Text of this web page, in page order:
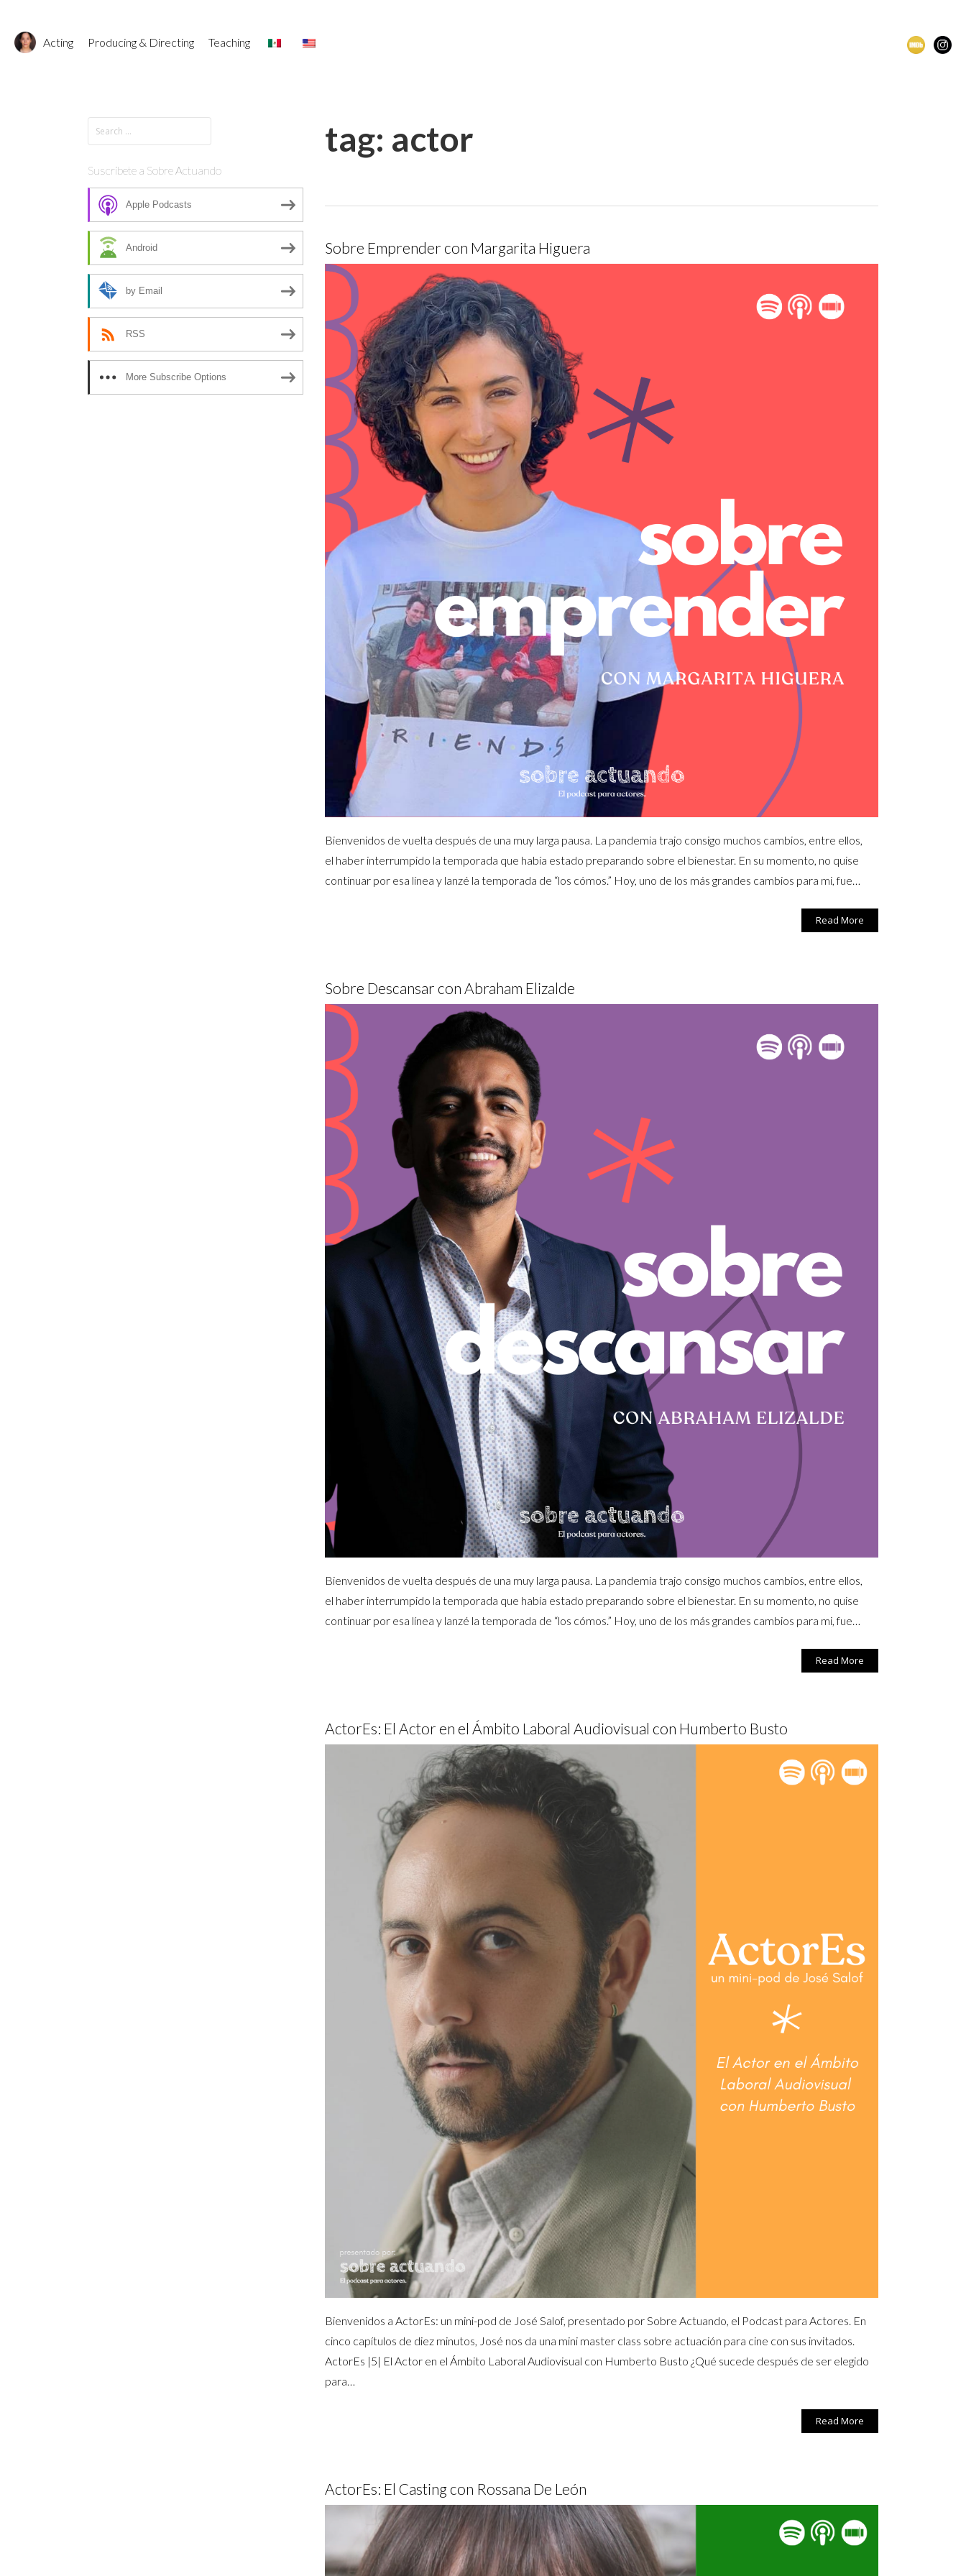
Acting Producing & Directing Teaching
Suscríbete a Sobre Actuando
Apple Podcasts
Android
by Email
RSS
More Subscribe Options
tag: actor
Sobre Emprender con Margarita Higuera
Bienvenidos de vuelta después de una muy larga pausa. La pandemia trajo consigo muchos cambios, entre ellos,
el haber interrumpido la temporada que había estado preparando sobre el bienestar. En su momento, no quise
continuar por esa línea y lanzé la temporada de “los cómos.” Hoy, uno de los más grandes cambios para mi, fue…
Read More
Sobre Descansar con Abraham Elizalde
Bienvenidos de vuelta después de una muy larga pausa. La pandemia trajo consigo muchos cambios, entre ellos,
el haber interrumpido la temporada que había estado preparando sobre el bienestar. En su momento, no quise
continuar por esa línea y lanzé la temporada de “los cómos.” Hoy, uno de los más grandes cambios para mi, fue…
Read More
ActorEs: El Actor en el Ámbito Laboral Audiovisual con Humberto Busto
Bienvenidos a ActorEs: un mini-pod de José Salof, presentado por Sobre Actuando, el Podcast para Actores. En
cinco capítulos de diez minutos, José nos da una mini master class sobre actuación para cine con sus invitados.
ActorEs |5| El Actor en el Ámbito Laboral Audiovisual con Humberto Busto ¿Qué sucede después de ser elegido
para…
Read More
ActorEs: El Casting con Rossana De León